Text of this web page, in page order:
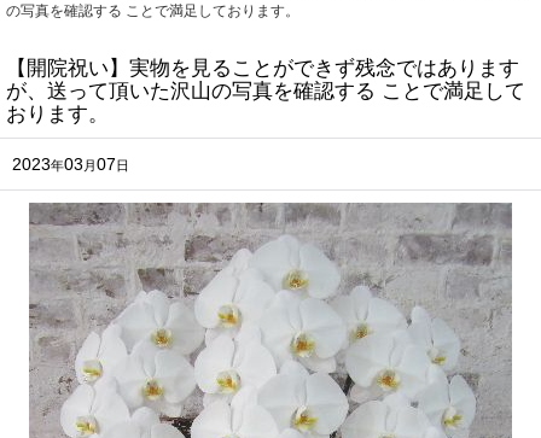
の写真を確認する ことで満足しております。
【開院祝い】実物を見ることができず残念ではあります
が、送って頂いた沢山の写真を確認する ことで満足して
おります。
2023年03 月 07 日